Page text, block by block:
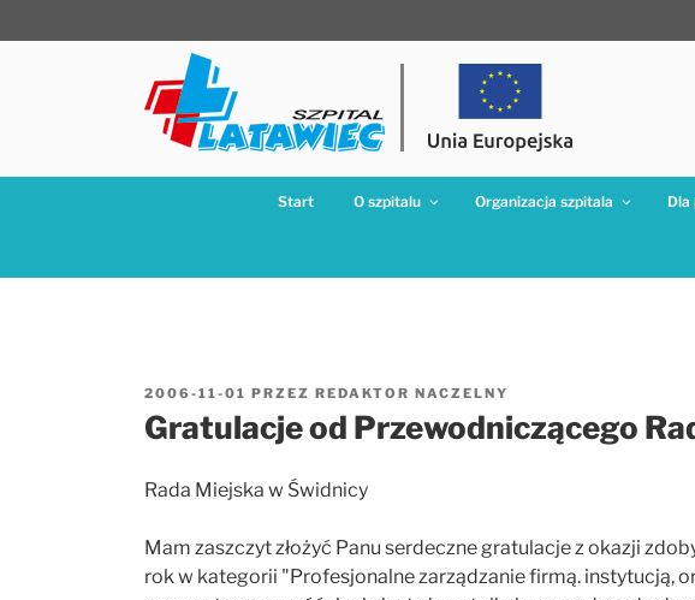
do
Start O szpitalu Organizacja szpitala Dla
OPUBLIKOWANE
W
2006-11-01 PRZEZ REDAKTOR NACZELNY
Gratulacje od Przewodniczącego
Rada Miejska w Świdnicy
Mam zaszczyt złożyć Panu serdeczne gratulacje z okazji
rok w kategorii "Profesjonalne zarządzanie firmą. instytucją,